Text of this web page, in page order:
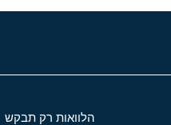
הלוואות רק תבקש